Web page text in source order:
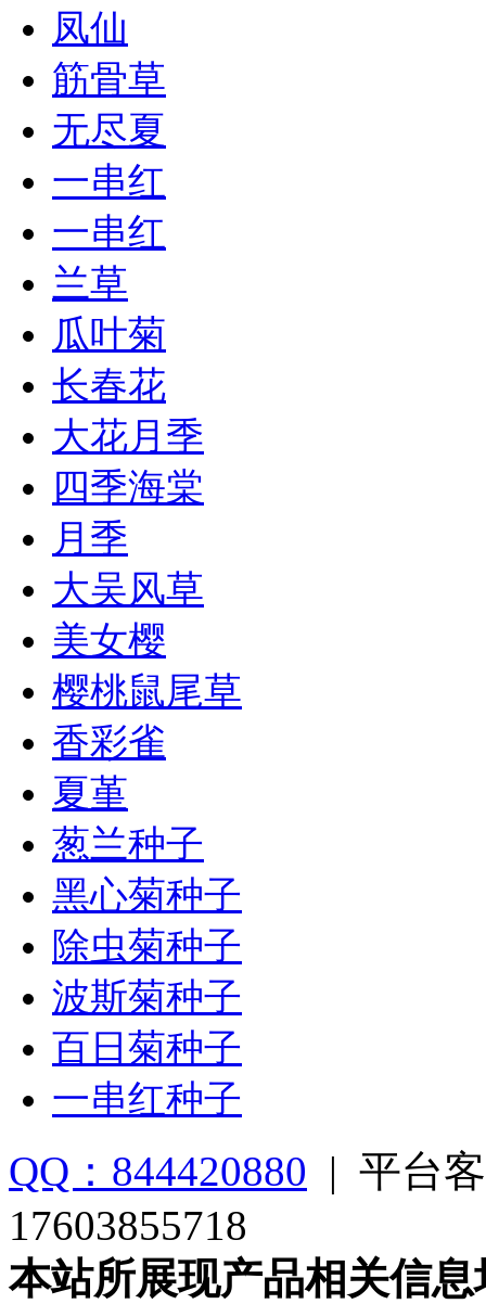
凤仙
筋骨草
无尽夏
一串红
一串红
兰草
瓜叶菊
长春花
大花月季
四季海棠
月季
大吴风草
美女樱
樱桃鼠尾草
香彩雀
夏堇
葱兰种子
黑心菊种子
除虫菊种子
波斯菊种子
百日菊种子
一串红种子
QQ：844420880 | 平台
17603855718
本站所展现产品相关信